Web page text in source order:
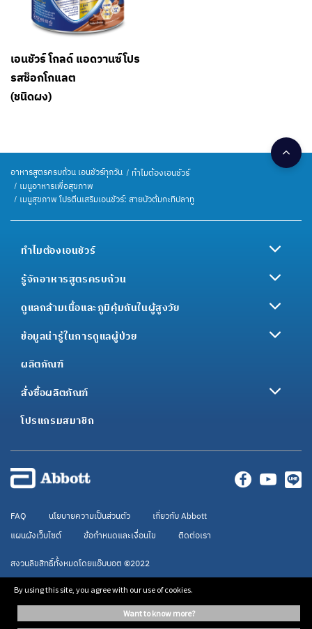
เอนชัวร์ โกลด์ แอดวานซ์โปร
รสช็อกโกแลต
(ชนิดผง)
อาหารสูตรครบถ้วน เอนชัวร์ทุกวัน
ทำไมต้องเอนชัวร์
เมนูอาหารเพื่อสุขภาพ
เมนูสุขภาพ โปรตีนเสริมเอนชัวร์: สายบัวต้มกะทิปลาทู
ทำไมต้องเอนชัวร์
รู้จักอาหารสูตรครบถ้วน
ดูแลกล้ามเนื้อและภูมิคุ้มกันในผู้สูงวัย
ข้อมูลน่ารู้ในการดูแลผู้ป่วย
ผลิตภัณฑ์
สั่งซื้อผลิตภัณฑ์
โปรแกรมสมาชิก
FAQ นโยบายความเป็นส่วนตัว
เกี่ยวกับ Abbott
แผนผังเว็บไซต์
ข้อกำหนดและเงื่อนไข ติดต่อเรา
สงวนลิขสิทธิ์ทั้งหมดโดยแอ๊บบอต ©2022
เอนชัวร์อาหารทางการแพทย์ กรุณาใช้ภายใต้การดูแลของแพทย์ ข้อมูลบนเว็บไซต์นี้จัด
ทำขึ้นเพื่อให้ข้อมูลเท่านั้น ไม่ได้เป็นคำแนะนำจากผู้เชี่ยวชาญแต่อย่างใด กรุณาปรึกษา
By using this site, you agree with our use of cookies.
want to know more?